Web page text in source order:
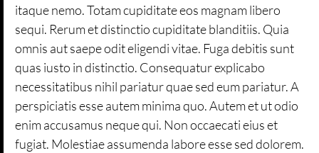
itaque nemo. Totam cupiditate eos magnam libero
sequi. Rerum et distinctio cupiditate blanditiis. Quia
omnis aut saepe odit eligendi vitae. Fuga debitis sunt
quas iusto in distinctio. Consequatur explicabo
necessitatibus nihil pariatur quae sed eum pariatur. A
perspiciatis esse autem minima quo. Autem et ut odio
enim accusamus neque qui. Non occaecati eius et
fugiat. Molestiae assumenda labore esse sed dolorem.